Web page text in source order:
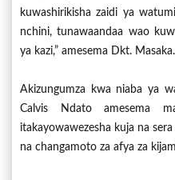
kuwashirikisha zaidi ya
nchini, tunawaandaa wao
ya kazi,” amesema Dkt. Masaka.
Akizungumza kwa niaba ya
Calvis Ndato amesema
itakayowawezesha kuja na
na changamoto za afya za